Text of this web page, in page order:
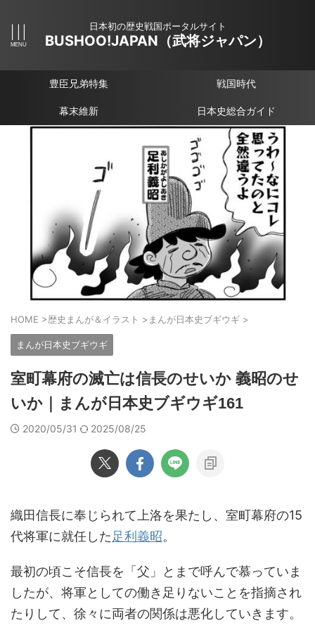
日本初の歴史戦国ポータルサイト
BUSHOO!JAPAN（武将ジャパン）
豊臣兄弟特集 戦国時代
幕末維新 日本史総合ガイド
HOME >歴史まんが＆イラスト > まんが日本史ブギウギ >
まんが日本史ブギウギ
室町幕府の滅亡は信長のせいか 義昭のせ
いか｜まんが日本史ブギウギ161
2020/05/31 2025/08/25
織田信長に奉じられて上洛を果たし、室町幕府の15
代将軍に就任した足利義昭。
最初の頃こそ信長を「父」とまで呼んで慕っていま
したが、将軍としての働き足りないことを指摘され
たりして、徐々に両者の関係は悪化していきます。